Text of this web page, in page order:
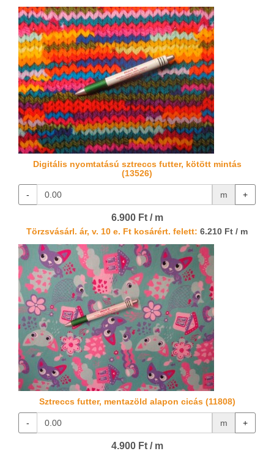
Digitális nyomtatású sztreccs futter, kötött mintás
(13526)
- m +
6.900 Ft / m
Törzsvásárl. ár, v. 10 e. Ft kosárért. felett: 6.210 Ft / m
Sztreccs futter, mentazöld alapon cicás (11808)
- m +
4.900 Ft / m